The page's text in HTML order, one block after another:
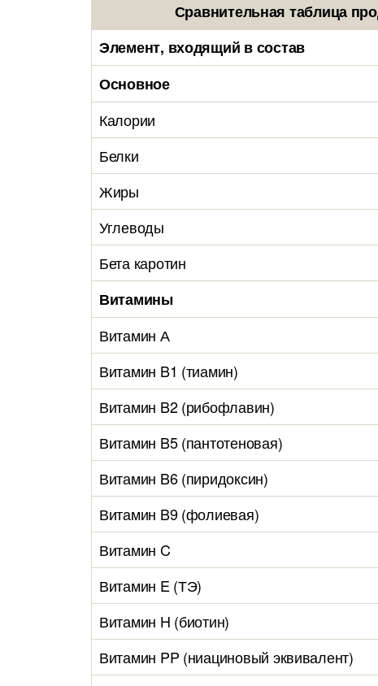
Сравнительная таблица
Элемент, входящий в состав
Основное
Калории
Белки
Жиры
Углеводы
Бета каротин
Витамины
Витамин А
Витамин B1 (тиамин)
Витамин B2 (рибофлавин)
Витамин B5 (пантотеновая)
Витамин B6 (пиридоксин)
Витамин B9 (фолиевая)
Витамин C
Витамин E (ТЭ)
Витамин H (биотин)
Витамин PP (ниациновый эквивалент)